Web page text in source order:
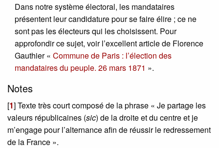
Dans notre système électoral, les mandataires
présentent leur candidature pour se faire élire ; ce ne
sont pas les électeurs qui les choisissent. Pour
approfondir ce sujet, voir l’excellent article de Florence
Gauthier « Commune de Paris : l’élection des
mandataires du peuple. 26 mars 1871 ».
Notes
[1]Texte très court composé de la phrase « Je partage les
valeurs républicaines (sic) de la droite et du centre et je
m’engage pour l’alternance afin de réussir le redressement
de la France ».